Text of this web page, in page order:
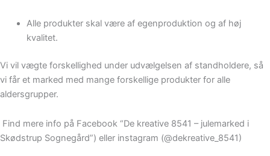
Alle produkter skal være af egenproduktion og af høj
kvalitet.
Vi vil vægte forskellighed under udvælgelsen af standholdere, så
vi får et marked med mange forskellige produkter for alle
aldersgrupper.
Find mere info på Facebook “De kreative 8541 – julemarked i
Skødstrup Sognegård”) eller instagram (@dekreative_8541)